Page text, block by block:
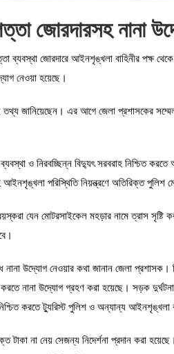
জোরদারসহ নানা
ব্যবস্থা জোরদারে আইনশৃঙ্খলা বাহিনীর পক্ষ
নেওয়া হয়েছে।
তথ্য জানিয়েছেন। এর আগে জেলা প্রশাসকের
ও নিরবচ্ছিন্ন বিদ্যুৎ সরবরাহ নিশ্চিত
পরিস্থিতি নিয়ন্ত্রণে অতিরিক্ত পুলিশ
যেন মোটরসাইকেল মহড়ার নামে ত্রাস সৃষ্টি
নানা উদ্যোগ নেওয়ার কথা জানান জেলা প্রশাসক।
নানা উদ্যোগ গ্রহণ করা হয়েছে। সড়ক
করতে ট্যুরিস্ট পুলিশ ও অন্যান্য আইনশৃঙ্খলা
না নেয় সেজন্য নিদের্শনা প্রদান করা